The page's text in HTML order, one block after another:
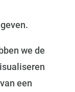
we de
een